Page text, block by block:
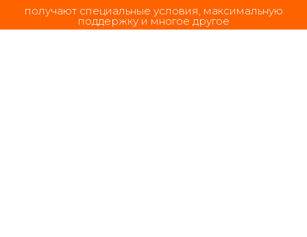
получают специальные условия, максимальную
поддержку и многое другое